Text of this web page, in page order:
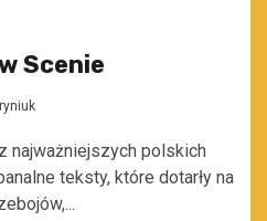
Scenie
najważniejszych polskich
teksty, które dotarły na